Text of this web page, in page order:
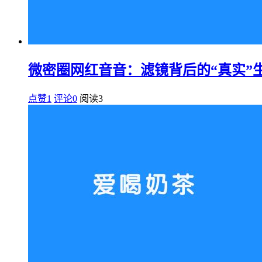
微密圈网红音音：滤镜背后的“真实”
点赞1 评论0 阅读3